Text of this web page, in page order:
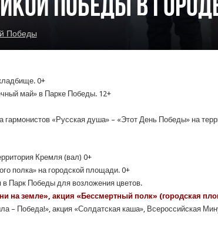
Победы в
Победы
0+
май» в Парке Победы. 12+
гармонистов «Русская душа» – «Этот День Победы» на
Кремля (вал) 0+
полка» на городской площади. 0+
Парк Победы для возложения цветов.
на земле», акция «Бессмертный полк» (городская
– Победа!», акция «Солдатская каша», Всероссийская